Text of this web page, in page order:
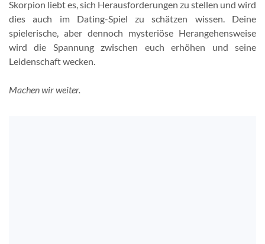
Skorpion liebt es, sich Herausforderungen zu stellen und wird
dies auch im Dating-Spiel zu schätzen wissen. Deine
spielerische, aber dennoch mysteriöse Herangehensweise
wird die Spannung zwischen euch erhöhen und seine
Leidenschaft wecken.
Machen wir weiter.